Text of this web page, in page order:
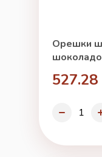
Орешки
527.28